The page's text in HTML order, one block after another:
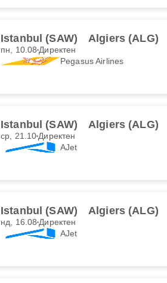
Istanbul (SAW) Algiers (ALG)
пн, 10.08 Директен
Pegasus Airlines
Istanbul (SAW) Algiers (ALG)
ср, 21.10 Директен
AJet
Istanbul (SAW) Algiers (ALG)
нд, 16.08 Директен
AJet